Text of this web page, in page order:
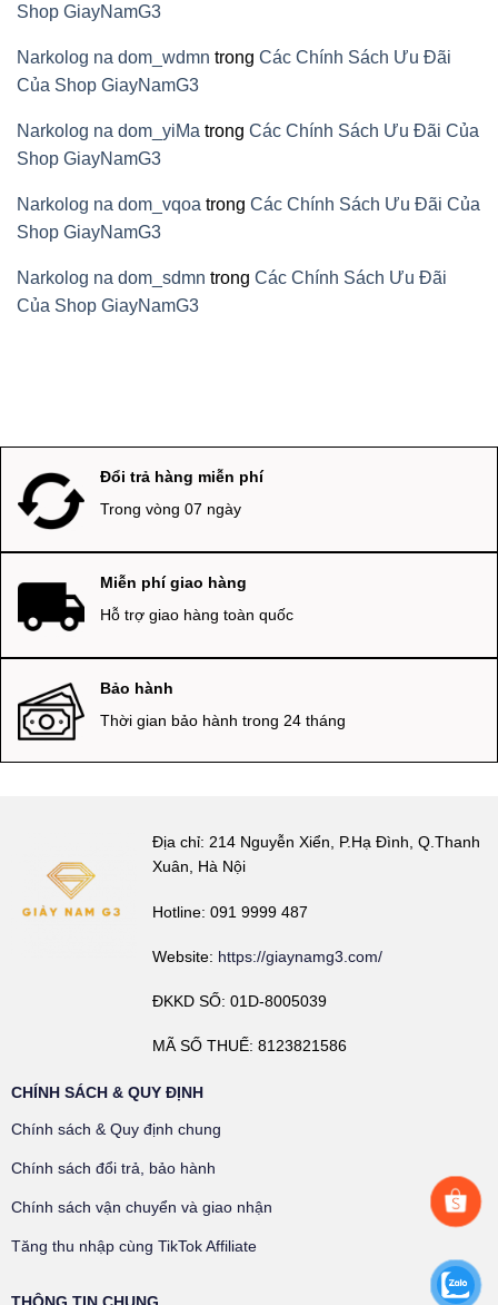
Shop GiayNamG3
Narkolog na dom_wdmn trong Các Chính Sách Ưu Đãi
Của Shop GiayNamG3
Narkolog na dom_yiMa trong Các Chính Sách Ưu Đãi Của
Shop GiayNamG3
Narkolog na dom_vqoa trong Các Chính Sách Ưu Đãi Của
Shop GiayNamG3
Narkolog na dom_sdmn trong Các Chính Sách Ưu Đãi
Của Shop GiayNamG3
Đổi trả hàng miễn phí
Trong vòng 07 ngày
Miễn phí giao hàng
Hỗ trợ giao hàng toàn quốc
Bảo hành
Thời gian bảo hành trong 24 tháng
Địa chỉ: 214 Nguyễn Xiển, P.Hạ Đình, Q.Thanh
Xuân, Hà Nội
Hotline: 091 9999 487
Website: https://giaynamg3.com/
ĐKKD SỐ: 01D-8005039
MÃ SỐ THUẾ: 8123821586
CHÍNH SÁCH & QUY ĐỊNH
Chính sách & Quy định chung
Chính sách đổi trả, bảo hành
Chính sách vận chuyển và giao nhận
Tăng thu nhập cùng TikTok Affiliate